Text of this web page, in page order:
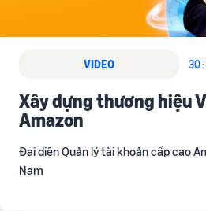
VIDEO 30 :
Xây dựng thương hiệu
Amazon
Đại diện Quản lý tài khoản cấp cao
Nam